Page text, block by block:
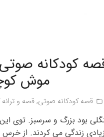
کودکانه
موش
folder_open قصه کودکانه صوتی,قصه و ترانه
بود بزرگ و سرسبز. توی
زندگی می کردند. از خرس